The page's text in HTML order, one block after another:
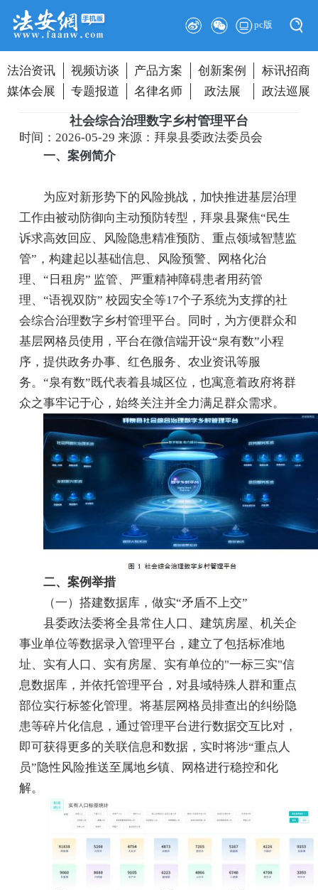
pc版
法治资讯 视频访谈 产品方案 创新案例
标讯招商
媒体会展
专题报道 名律名师 政法展 政法巡展
社会综合治理数字乡村管理平台
时间：2026-05-29来源：拜泉县委政法委员会
一、案例简介
为应对新形势下的风险挑战，加快推进基层治理
工作由被动防御向主动预防转型，拜泉县聚焦“民生
诉求高效回应、风险隐患精准预防、重点领域智慧监
管”，构建起以基础信息、风险预警、网格化治
理、“日租房” 监管、严重精神障碍患者用药管
理、“语视双防” 校园安全等17个子系统为支撑的社
会综合治理数字乡村管理平台。同时，为方便群众和
基层网格员使用，平台在微信端开设“泉有数”小程
序，提供政务办事、红色服务、农业资讯等服
务。“泉有数”既代表着县城区位，也寓意着政府将群
众之事牢记于心，始终关注并全力满足群众需求。
二、案例举措
（一）搭建数据库，做实“矛盾不上交”
县委政法委将全县常住人口、建筑房屋、机关企
事业单位等数据录入管理平台，建立了包括标准地
址、实有人口、实有房屋、实有单位的"一标三实"信
息数据库，并依托管理平台，对县域特殊人群和重点
部位实行标签化管理。将基层网格员排查出的纠纷隐
患等碎片化信息，通过管理平台进行数据交互比对，
即可获得更多的关联信息和数据，实时将涉“重点人
员”隐性风险推送至属地乡镇、网格进行稳控和化
解。